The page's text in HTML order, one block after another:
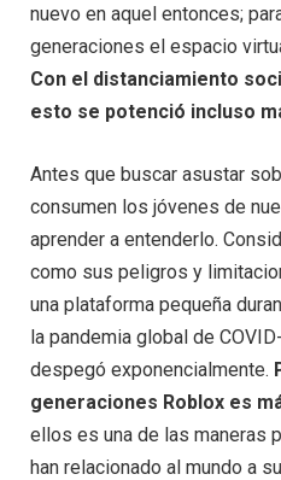
nuevo en aquel entonces;
generaciones el espacio
Con el distanciamiento
esto se potenció incluso
Antes que buscar asustar
consumen los jóvenes de
aprender a entenderlo.
como sus peligros y
una plataforma pequeña
la pandemia global de
despegó exponencialmente.
generaciones Roblox es
ellos es una de las maneras
han relacionado al mundo a